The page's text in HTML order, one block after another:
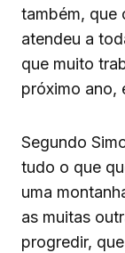
também, que
atendeu a
que muito
próximo ano,
Segundo
tudo o que
uma
as muitas
progredir,